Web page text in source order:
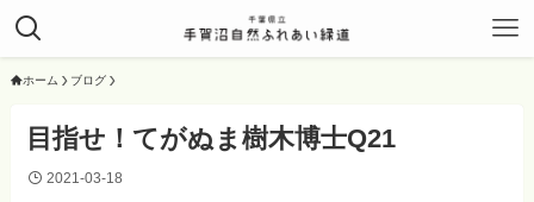
ホーム ブログ
目指せ！てがぬま樹木博士Q21
2021-03-18